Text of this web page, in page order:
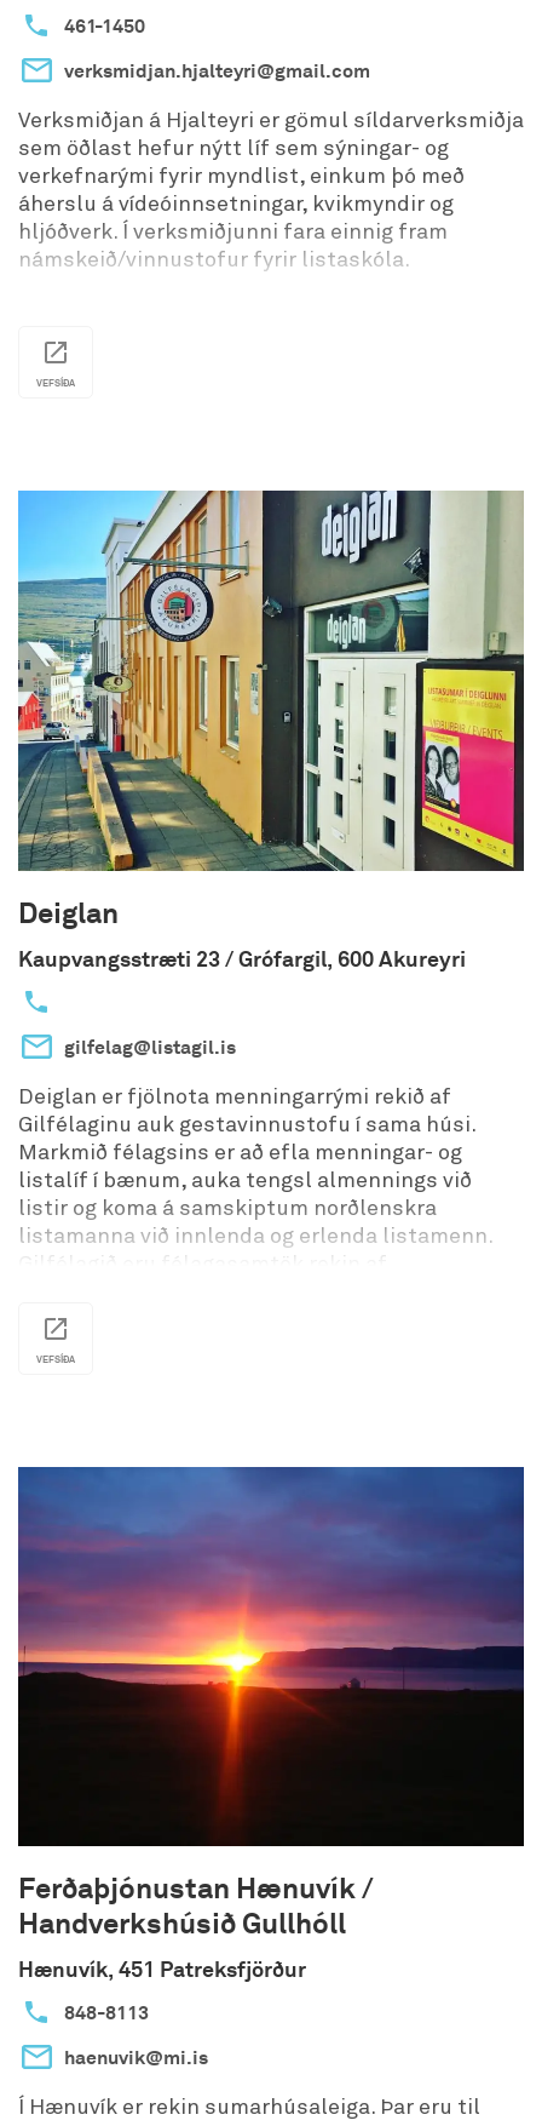
461-1450
verksmidjan.hjalteyri@gmail.com
Verksmiðjan á Hjalteyri er gömul síldarverksmiðja
sem öðlast hefur nýtt líf sem sýningar- og
verkefnarými fyrir myndlist, einkum þó með
áherslu á vídeóinnsetningar, kvikmyndir og
hljóðverk. Í verksmiðjunni fara einnig fram
námskeið/vinnustofur fyrir listaskóla.
VEFSÍÐA
Deiglan
Kaupvangsstræti 23 / Grófargil, 600 Akureyri
gilfelag@listagil.is
Deiglan er fjölnota menningarrými rekið af
Gilfélaginu auk gestavinnustofu í sama húsi.
Markmið félagsins er að efla menningar- og
listalíf í bænum, auka tengsl almennings við
listir og koma á samskiptum norðlenskra
listamanna við innlenda og erlenda listamenn.
Í Deiglunni eru m.a. haldnar myndlistasýningar,
gjörningar, tónleikar og markaðir.
upplýsingar.
VEFSÍÐA
Ferðaþjónustan Hænuvík /
Handverkshúsið Gullhóll
Hænuvík, 451 Patreksfjörður
848-8113
haenuvik@mi.is
Í Hænuvík er rekin sumarhúsaleiga. Þar eru til